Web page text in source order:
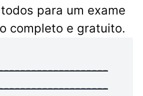
para um exame
completo e gratuito.